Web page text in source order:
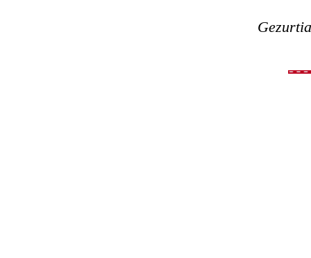
Gezurtiari